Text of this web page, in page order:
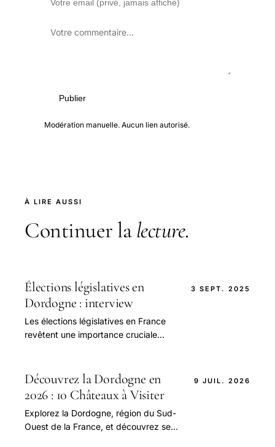
Publier
Modération manuelle. Aucun lien autorisé.
À LIRE AUSSI
Continuer la lecture.
Élections législatives en
Dordogne : interview
Les élections législatives en France
revêtent une importance cruciale
nationale.
3 SEPT. 2025
Découvrez la Dordogne en
2026 : 10 Châteaux à Visiter
Explorez la Dordogne, région du Sud-
Ouest de la France, et découvrez ses
9 JUIL. 2026